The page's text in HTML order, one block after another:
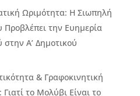
Ωριμότητα: Η Σιωπηλή
την Ευημερία
στην Α’ Δημοτικού
& Γραφοκινητική
Γιατί το Μολύβι Είναι το